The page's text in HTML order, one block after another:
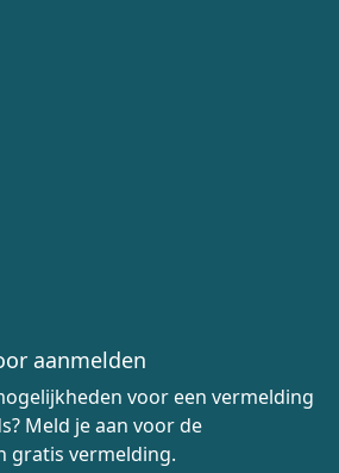
aanmelden
voor een vermelding
Meld je aan voor de
gratis vermelding.